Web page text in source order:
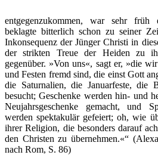
entgegenzukommen, war sehr früh
beklagte bitterlich schon zu seiner
Inkonsequenz der Jünger Christi in
der strikten Treue der Heiden zu
gegenüber. »Von uns«, sagt er, »die
und Festen fremd sind, die einst Gott
die Saturnalien, die Januarfeste, die
besucht; Geschenke werden hin- und
Neujahrsgeschenke gemacht, und
werden spektakulär gefeiert; oh, wie
ihrer Religion, die besonders darauf
den Christen zu übernehmen.«“
nach Rom, S. 86)